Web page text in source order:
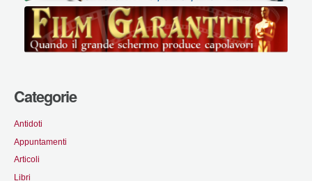
Categorie
Antidoti
Appuntamenti
Articoli
Libri